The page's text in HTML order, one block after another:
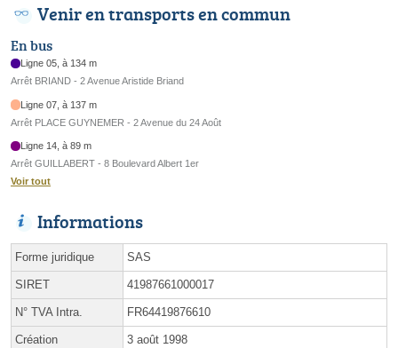
Venir en transports en commun
En bus
Ligne 05, à 134 m
Arrêt BRIAND - 2 Avenue Aristide Briand
Ligne 07, à 137 m
Arrêt PLACE GUYNEMER - 2 Avenue du 24 Août
Ligne 14, à 89 m
Arrêt GUILLABERT - 8 Boulevard Albert 1er
Voir tout
Informations
Forme juridique SAS
SIRET 41987661000017
N° TVA Intra. FR64419876610
Création 3 août 1998